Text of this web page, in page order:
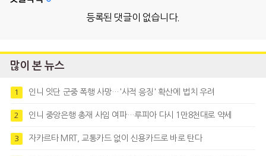
등록된 댓글이 없습니다.
많이 본 뉴스
1 인니 잇단 군중 폭행 사망…'사적 응징' 확산에 법치 우려
2 인니 중앙은행 총재 사임 여파…루피아 다시 1만8천대로 약세
3 자카르타 MRT, 교통카드 없이 신용카드로 바로 탄다